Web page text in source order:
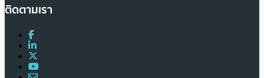
ติดตามเรา